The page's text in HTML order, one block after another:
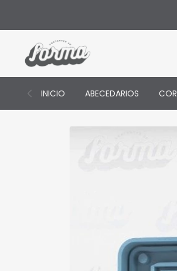
INICIO ABECEDARIOS